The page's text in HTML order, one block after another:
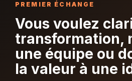
PREMIER ÉCHANGE
Vous voulez
transformation,
une équipe ou
la valeur à une